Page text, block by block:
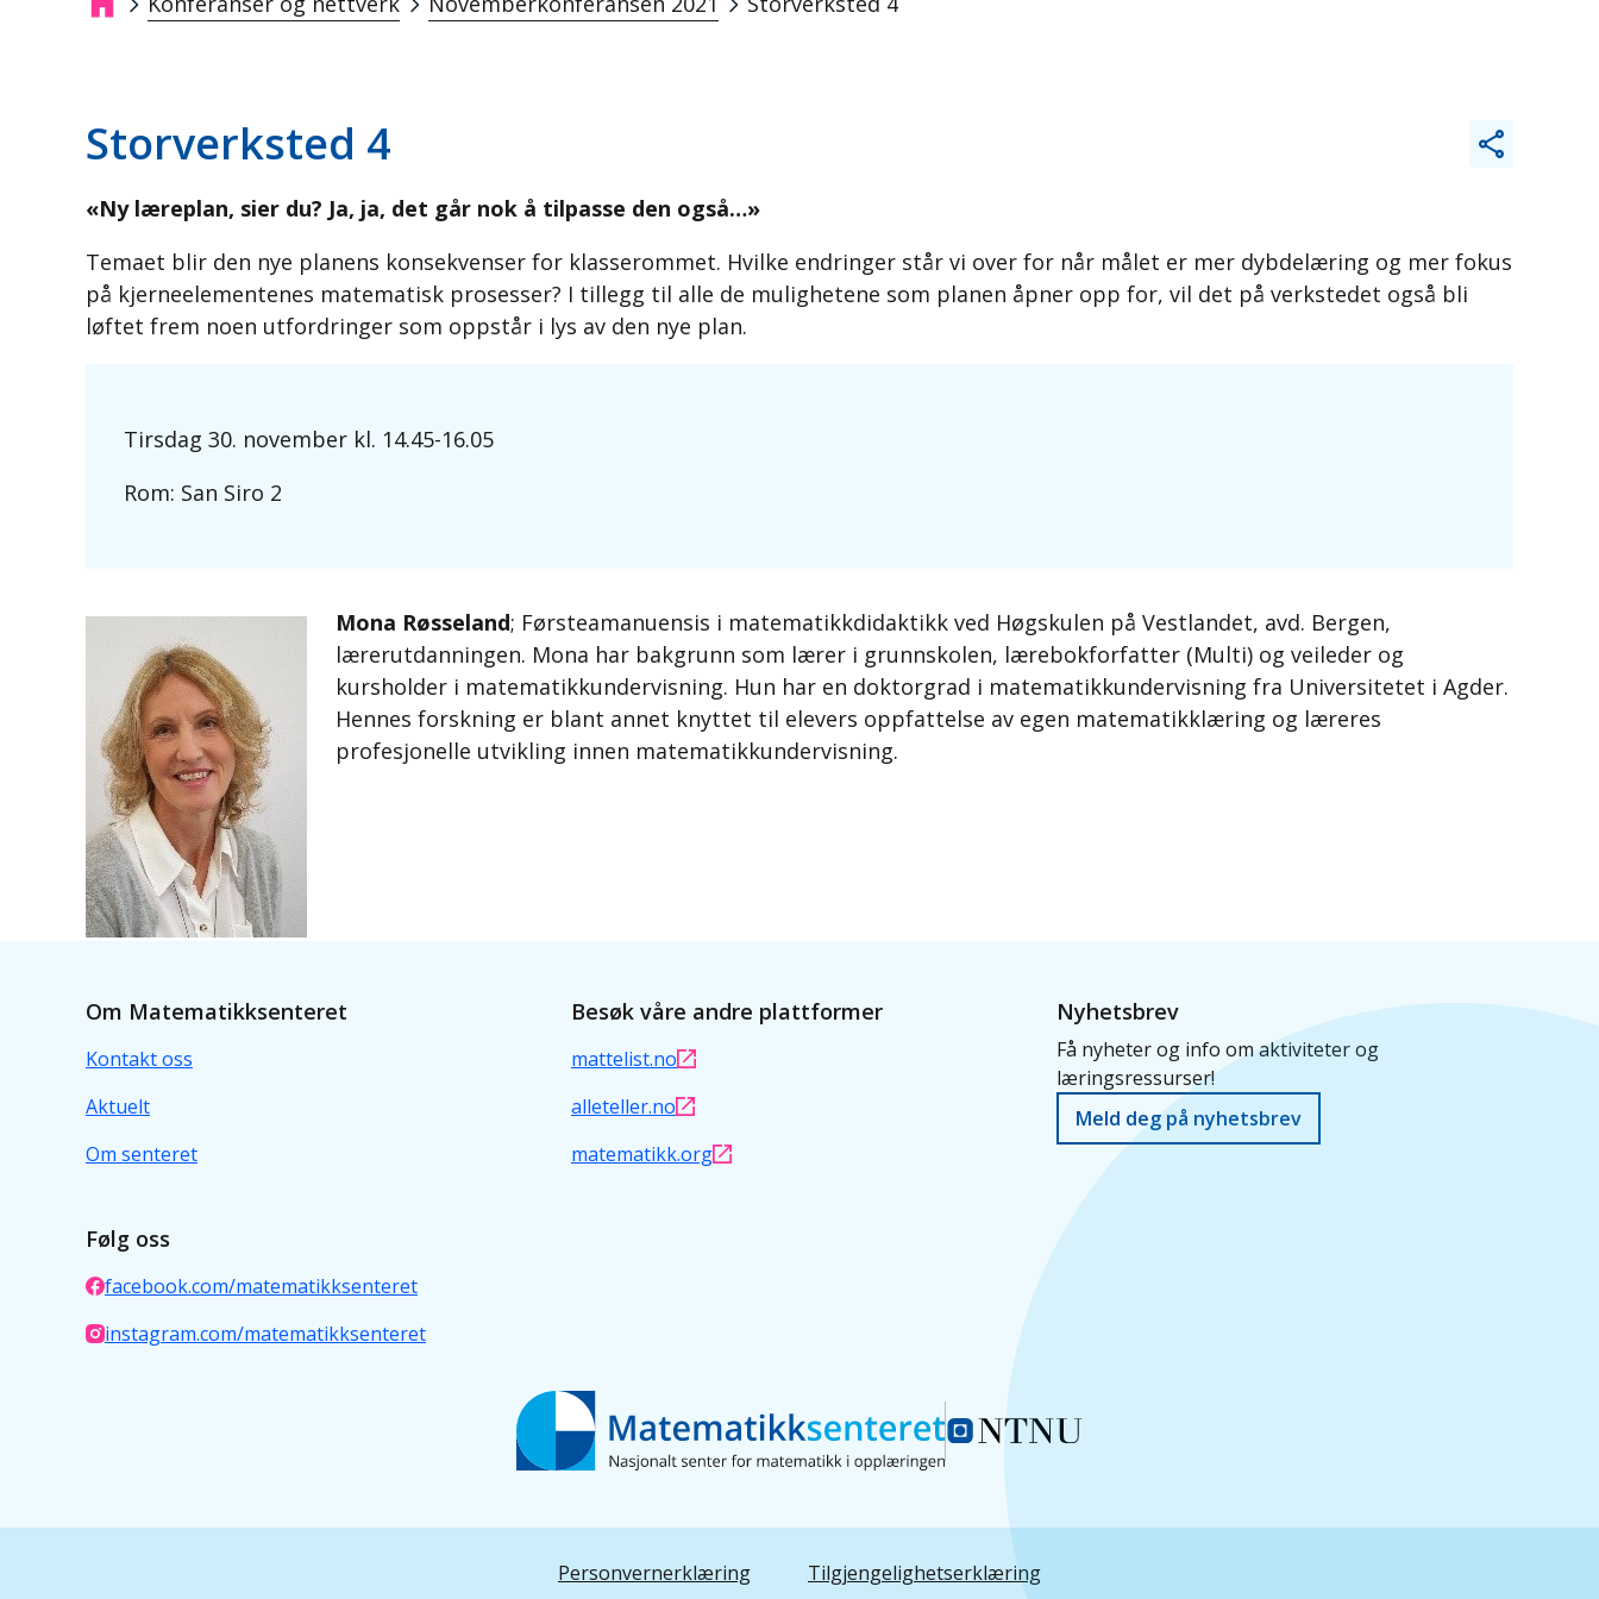
Breadcrumb
Storverksted 4
«Ny læreplan, sier du? Ja, ja, det går nok å tilpasse den også…»
Temaet blir den nye planens konsekvenser for klasserommet. Hvilke endringer står vi over for når målet er mer dybdelæring og mer fokus
på kjerneelementenes matematisk prosesser? I tillegg til alle de mulighetene som planen åpner opp for, vil det på verkstedet også bli
løftet frem noen utfordringer som oppstår i lys av den nye plan.
Tirsdag 30. november kl. 14.45-16.05
Rom: San Siro 2
Mona Røsseland; Førsteamanuensis i matematikkdidaktikk ved Høgskulen på Vestlandet, avd. Bergen,
lærerutdanningen. Mona har bakgrunn som lærer i grunnskolen, lærebokforfatter (Multi) og veileder og
kursholder i matematikkundervisning. Hun har en doktorgrad i matematikkundervisning fra Universitetet i Agder.
Hennes forskning er blant annet knyttet til elevers oppfattelse av egen matematikklæring og læreres
profesjonelle utvikling innen matematikkundervisning.
Om Matematikksenteret
Kontakt oss
Aktuelt
Om senteret
Besøk våre andre plattformer
mattelist.no
alleteller.no
matematikk.org
Nyhetsbrev
Få nyheter og info om aktiviteter og
læringsressurser!
Meld deg på nyhetsbrev
Følg oss
facebook.com/matematikksenteret
instagram.com/matematikksenteret
Personvernerklæring Tilgjengelighetserklæring